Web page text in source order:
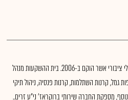
מור בית השקעות הוא בית השקעות ישראלי ציבורי אשר הוקם ב-2006. בית ההשקעות מנהל
גמל, קרנות השתלמות, קרנות פנסיה, ניהול תיקי
מספקת החברה שירותי ברוקראז' ני"ע זרים..